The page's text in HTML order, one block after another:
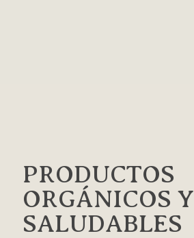
PRODUCTOS
ORGÁNICOS Y
SALUDABLES